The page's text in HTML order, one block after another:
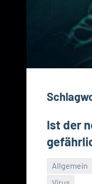
Ist der
Allgemein